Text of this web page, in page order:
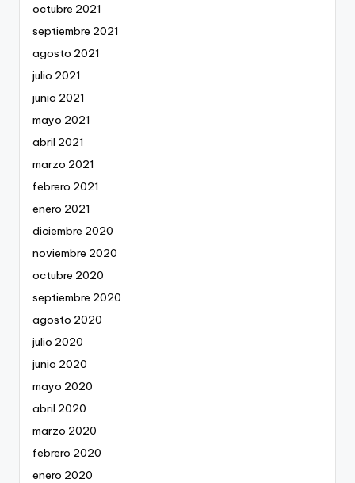
octubre 2021
septiembre 2021
agosto 2021
julio 2021
junio 2021
mayo 2021
abril 2021
marzo 2021
febrero 2021
enero 2021
diciembre 2020
noviembre 2020
octubre 2020
septiembre 2020
agosto 2020
julio 2020
junio 2020
mayo 2020
abril 2020
marzo 2020
febrero 2020
enero 2020